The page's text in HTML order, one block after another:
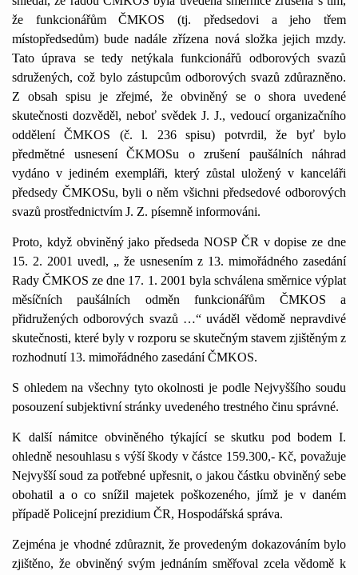
že funkcionářům ČMKOS (tj. předsedovi a jeho třem
místopředsedům) bude nadále zřízena nová složka jejich mzdy.
Tato úprava se tedy netýkala funkcionářů odborových svazů
sdružených, což bylo zástupcům odborových svazů zdůrazněno.
Z obsah spisu je zřejmé, že obviněný se o shora uvedené
skutečnosti dozvěděl, neboť svědek J. J., vedoucí organizačního
oddělení ČMKOS (č. l. 236 spisu) potvrdil, že byť bylo
předmětné usnesení ČKMOSu o zrušení paušálních náhrad
vydáno v jediném exempláři, který zůstal uložený v kanceláři
předsedy ČMKOSu, byli o něm všichni předsedové odborových
svazů prostřednictvím J. Z. písemně informováni.
Proto, když obviněný jako předseda NOSP ČR v dopise ze dne
15. 2. 2001 uvedl, „ že usnesením z 13. mimořádného zasedání
Rady ČMKOS ze dne 17. 1. 2001 byla schválena směrnice výplat
měsíčních paušálních odměn funkcionářům ČMKOS a
přidružených odborových svazů …“ uváděl vědomě nepravdivé
skutečnosti, které byly v rozporu se skutečným stavem zjištěným z
rozhodnutí 13. mimořádného zasedání ČMKOS.
S ohledem na všechny tyto okolnosti je podle Nejvyššího soudu
posouzení subjektivní stránky uvedeného trestného činu správné.
K další námitce obviněného týkající se skutku pod bodem I.
ohledně nesouhlasu s výší škody v částce 159.300,- Kč, považuje
Nejvyšší soud za potřebné upřesnit, o jakou částku obviněný sebe
obohatil a o co snížil majetek poškozeného, jímž je v daném
případě Policejní prezidium ČR, Hospodářská správa.
Zejména je vhodné zdůraznit, že provedeným dokazováním bylo
zjištěno, že obviněný svým jednáním směřoval zcela vědomě k